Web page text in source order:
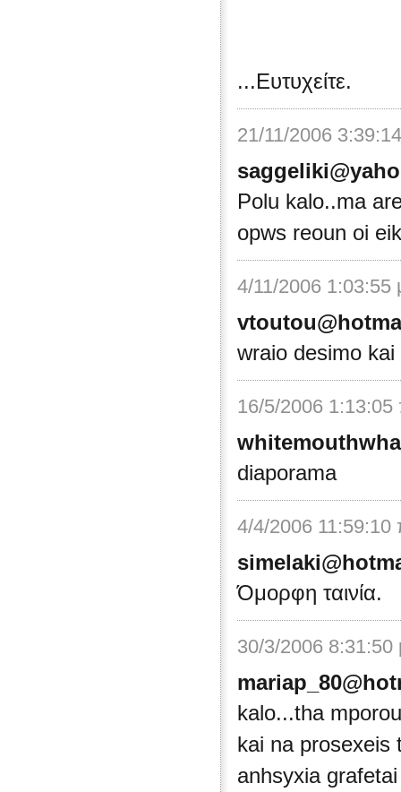
...Ευτυχείτε.
21/11/2006
Polu kalo..ma
opws reoun oi
4/11/2006 1:03:55
wraio desimo
16/5/2006 1:13:05
diaporama
4/4/2006 11:59:10
Όμορφη ταινία.
30/3/2006 8:31:50
kalo...tha
kai na prosexeis
anhsyxia